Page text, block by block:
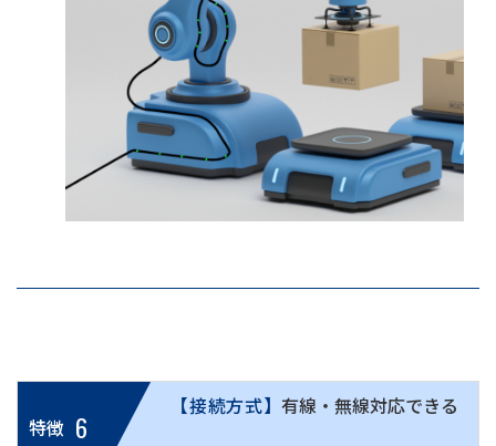
特徴 6
【接続方式】 有線・無線対応できる